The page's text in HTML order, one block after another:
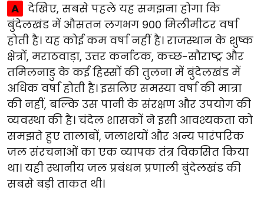
A देखिए, सबसे पहले यह समझना होगा कि
बुंदेलखंड में औसतन लगभग 900 मिलीमीटर वर्षा
होती है। यह कोई कम वर्षा नहीं है। राजस्थान के शुष्क
क्षेत्रों, मराठवाड़ा, उत्तर कर्नाटक, कच्छ-सौराष्ट्र और
तमिलनाडु के कई हिस्सों की तुलना में बुंदेलखंड में
अधिक वर्षा होती है। इसलिए समस्या वर्षा की मात्रा
की नहीं, बल्कि उस पानी के संरक्षण और उपयोग की
व्यवस्था की है। चंदेल शासकों ने इसी आवश्यकता को
समझते हुए तालाबों, जलाशयों और अन्य पारंपरिक
जल संरचनाओं का एक व्यापक तंत्र विकसित किया
था। यही स्थानीय जल प्रबंधन प्रणाली बुंदेलखंड की
सबसे बड़ी ताकत थी।